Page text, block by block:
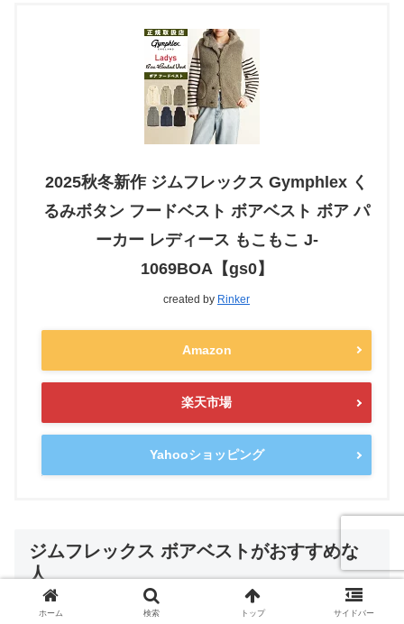
2025秋冬新作 ジムフレックス Gymphlex く
るみボタン フードベスト ボアベスト ボア パ
ーカー レディース もこもこ J-
1069BOA【gs0】
created by Rinker
Amazon
楽天市場
Yahooショッピング
ジムフレックス ボアベストがおすすめな
人
ホーム 検索 トップ サイドバー